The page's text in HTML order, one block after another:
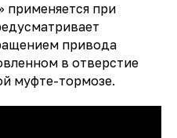
применяется при
привода
в отверстие
муфте-тормозе.